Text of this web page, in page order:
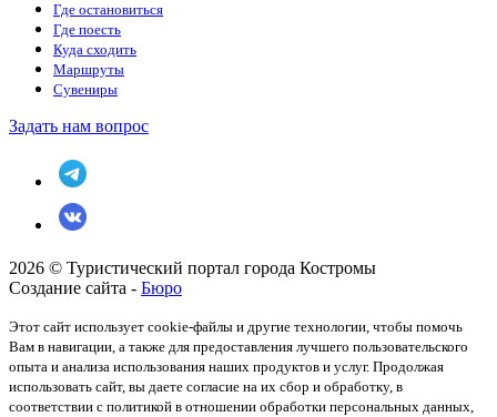
Где остановиться
Где поесть
Куда сходить
Маршруты
Сувениры
Задать нам вопрос
2026 © Туристический портал города Костромы
Создание сайта - Бюро
Этот сайт использует cookie-файлы и другие технологии, чтобы помочь
Вам в навигации, а также для предоставления лучшего пользовательского
опыта и анализа использования наших продуктов и услуг. Продолжая
использовать сайт, вы даете согласие на их сбор и обработку, в
соответствии с политикой в отношении обработки персональных данных,